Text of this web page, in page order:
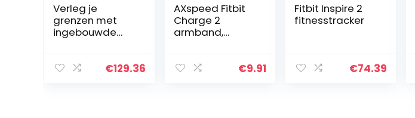
Verleg je
grenzen met
ingebouwde
, een
€129.36
AXspeed Fitbit
Charge 2
armband,
sportarmband
€9.91
Fitbit Inspire 2
fitnesstracker
€74.39